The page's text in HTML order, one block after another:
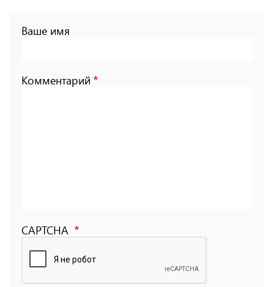
Ваше имя
Комментарий
CAPTCHA